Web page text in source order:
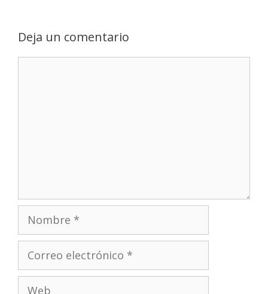
Deja un comentario